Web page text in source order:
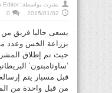
نشرت بواسطة: Editor
2015/01/02
0
يسعى حاليا فريق من
حيث تم إطلاق
‘ساوثامبتون’
من قبل واحدة من